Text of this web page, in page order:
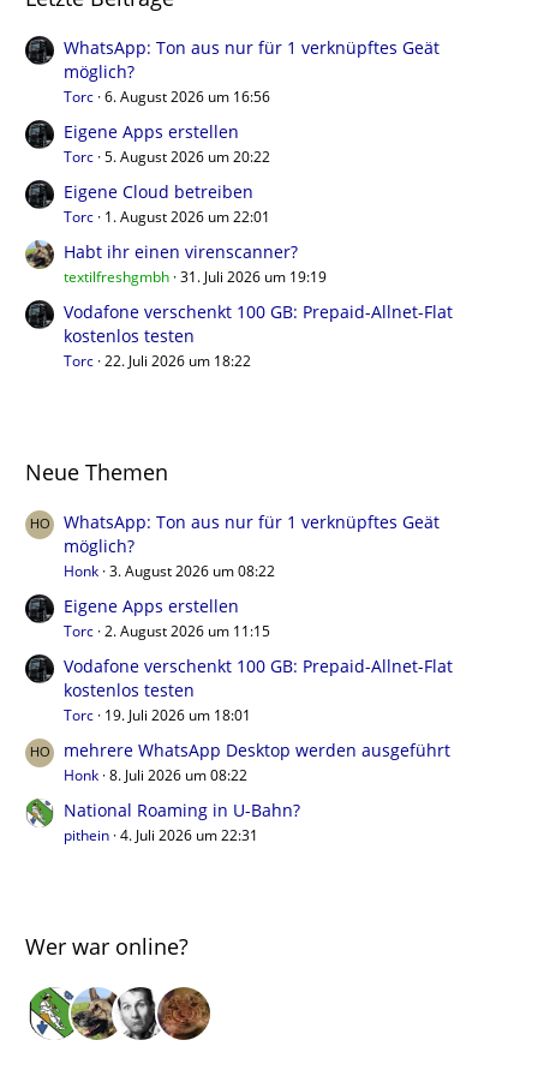
WhatsApp: Ton aus nur für 1 verknüpftes Geät
möglich?
Torc 6. August 2026 um 16:56
Eigene Apps erstellen
Torc 5. August 2026 um 20:22
Eigene Cloud betreiben
Torc 1. August 2026 um 22:01
Habt ihr einen virenscanner?
textilfreshgmbh 31. Juli 2026 um 19:19
Vodafone verschenkt 100 GB: Prepaid-Allnet-Flat
kostenlos testen
Torc 22. Juli 2026 um 18:22
Neue Themen
WhatsApp: Ton aus nur für 1 verknüpftes Geät
möglich?
Honk 3. August 2026 um 08:22
Eigene Apps erstellen
Torc 2. August 2026 um 11:15
Vodafone verschenkt 100 GB: Prepaid-Allnet-Flat
kostenlos testen
Torc 19. Juli 2026 um 18:01
mehrere WhatsApp Desktop werden ausgeführt
Honk 8. Juli 2026 um 08:22
National Roaming in U-Bahn?
pithein 4. Juli 2026 um 22:31
Wer war online?